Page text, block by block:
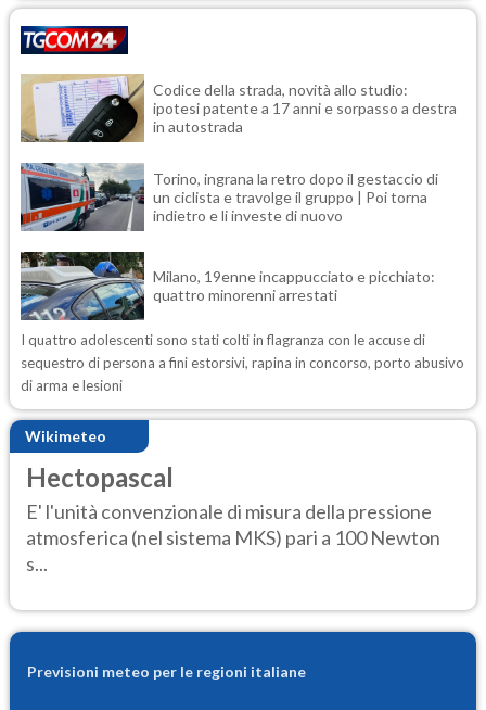
Codice della strada, novità allo studio:
ipotesi patente a 17 anni e sorpasso a destra
in autostrada
Torino, ingrana la retro dopo il gestaccio di
un ciclista e travolge il gruppo | Poi torna
indietro e li investe di nuovo
Milano, 19enne incappucciato e picchiato:
quattro minorenni arrestati
I quattro adolescenti sono stati colti in flagranza con le accuse di
sequestro di persona a fini estorsivi, rapina in concorso, porto abusivo
di arma e lesioni
Wikimeteo
Hectopascal
E' l'unità convenzionale di misura della pressione
atmosferica (nel sistema MKS) pari a 100 Newton
s...
Previsioni meteo per le regioni italiane